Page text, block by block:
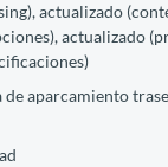
actualizado
actualizado
de aparcamiento